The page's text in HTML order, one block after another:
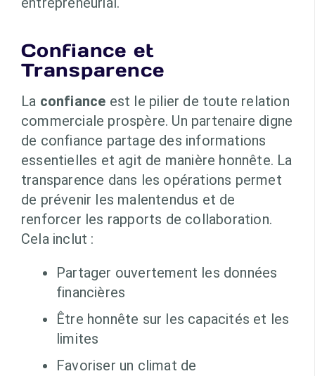
Confiance et
Transparence
La confiance est le pilier de toute relation
commerciale prospère. Un partenaire digne
de confiance partage des informations
essentielles et agit de manière honnête. La
transparence dans les opérations permet
de prévenir les malentendus et de
renforcer les rapports de collaboration.
Cela inclut :
Partager ouvertement les données
financières
Être honnête sur les capacités et les
limites
Favoriser un climat de